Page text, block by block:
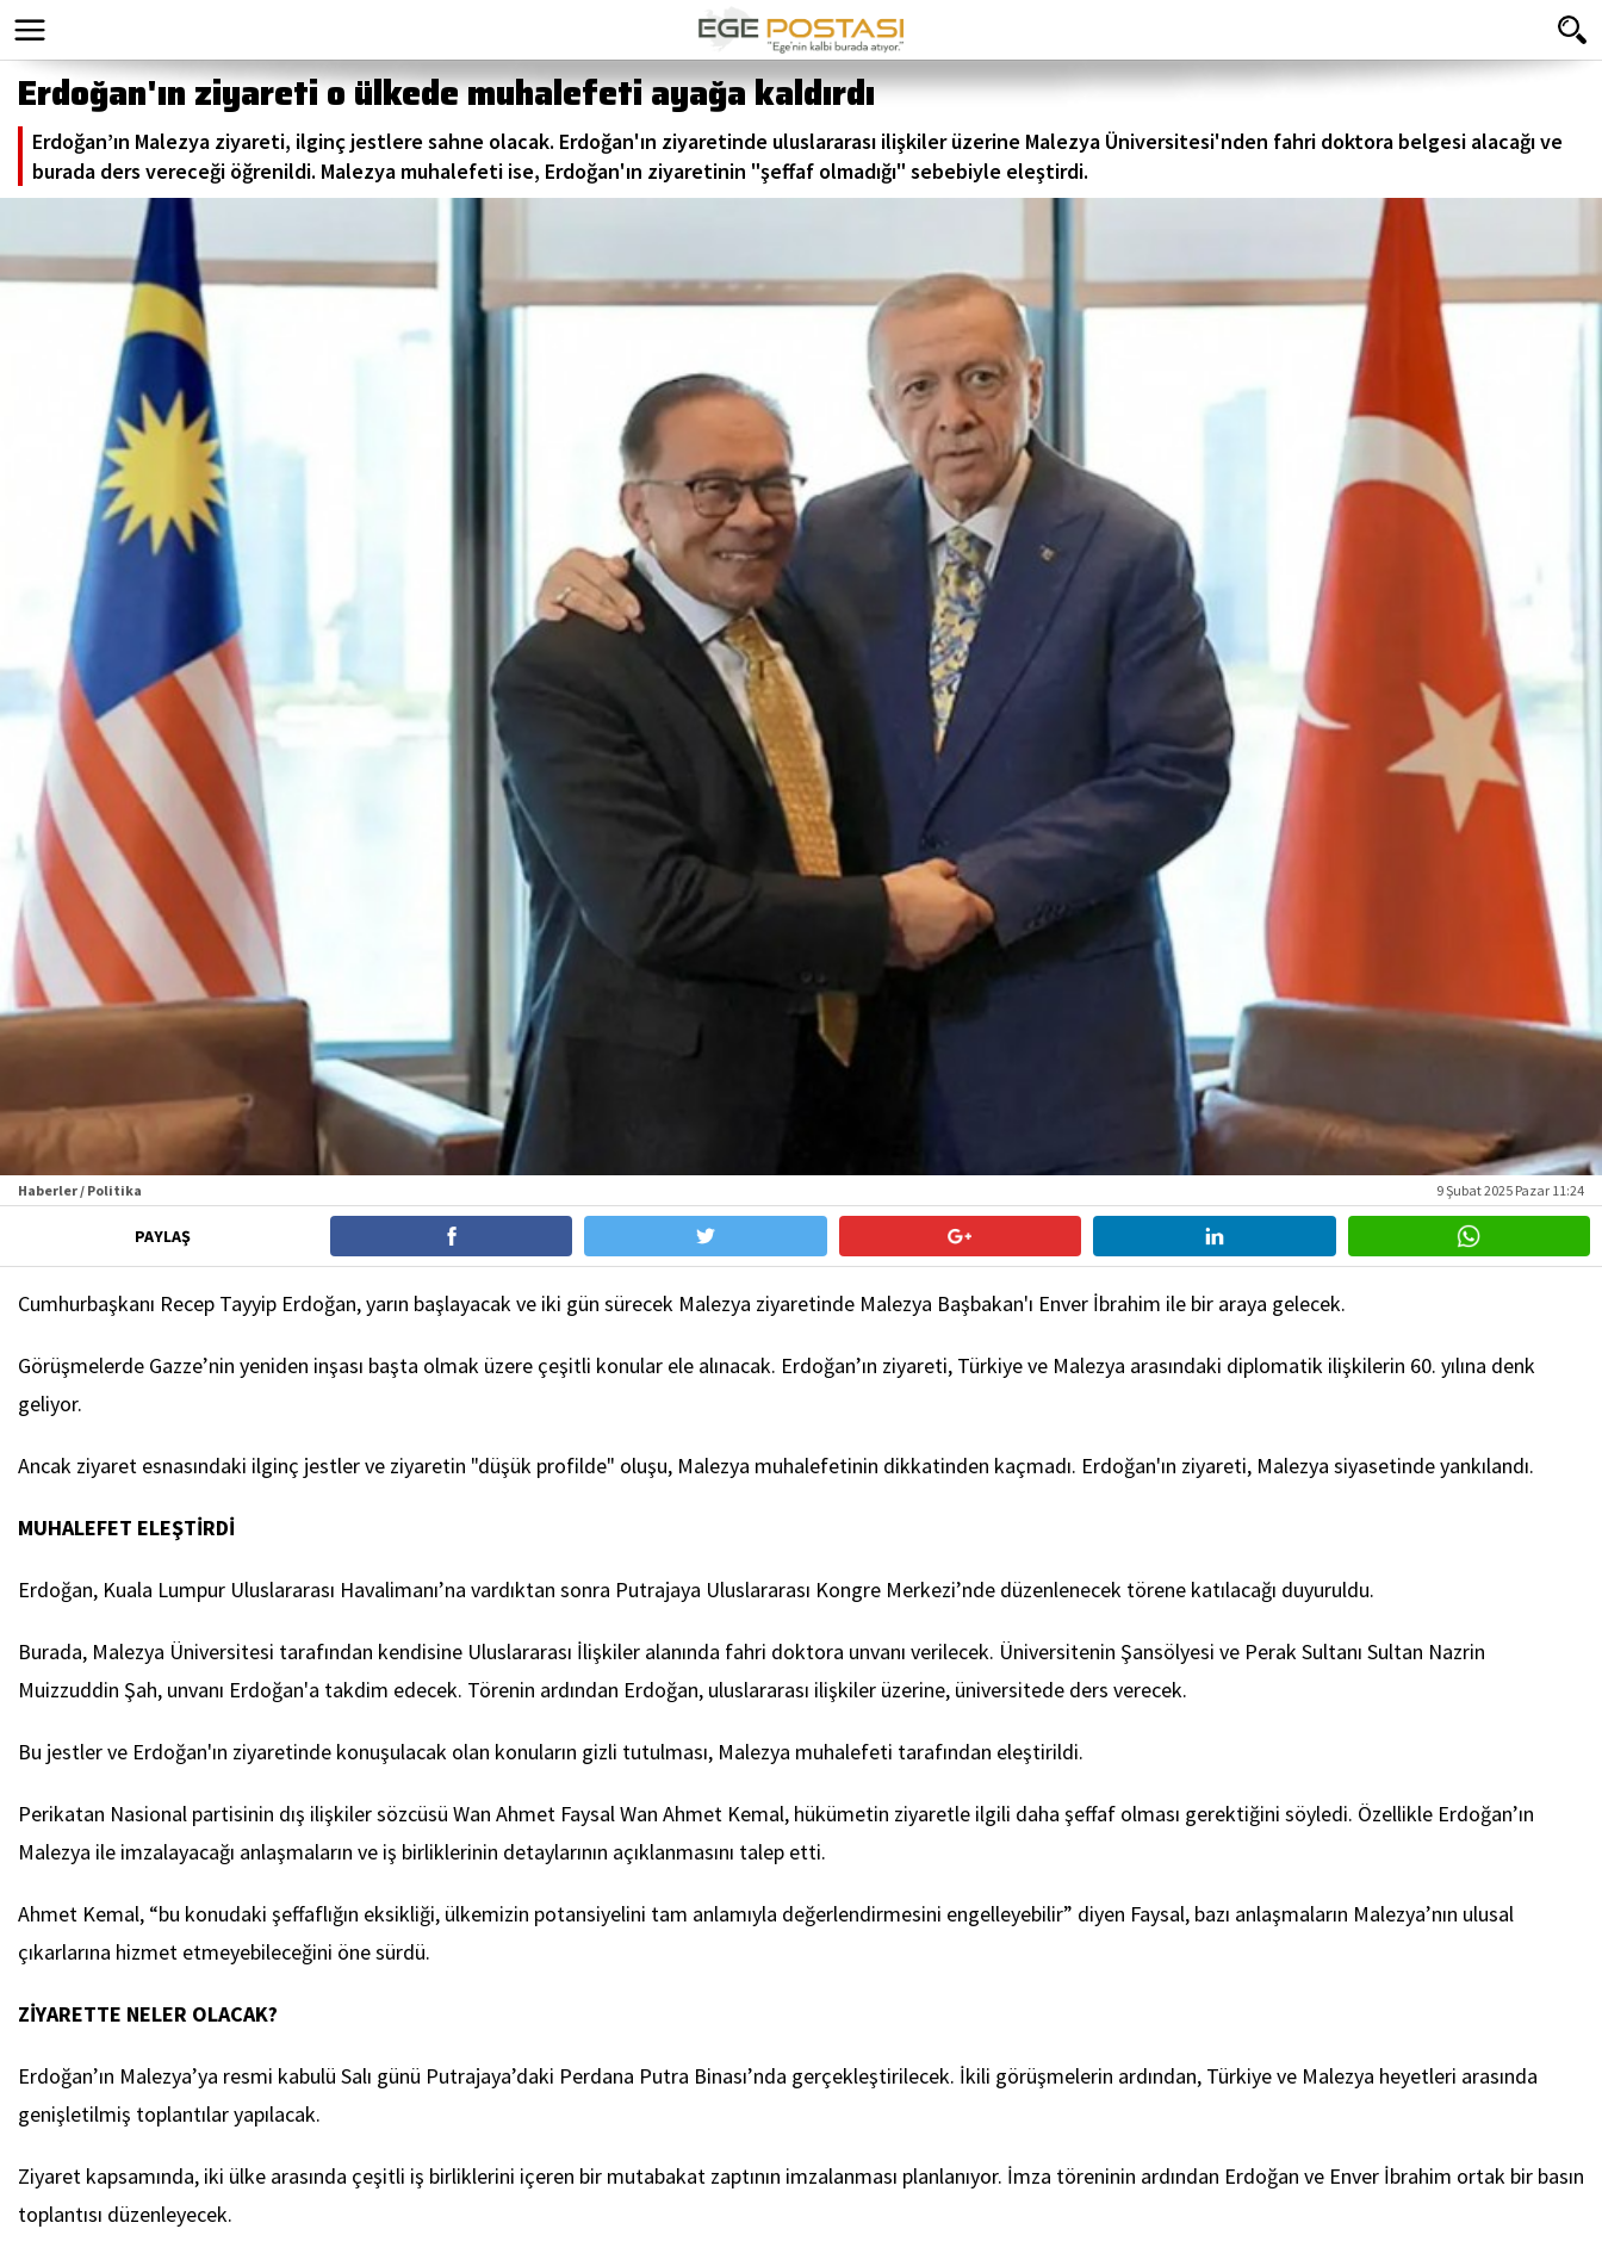
Erdoğan'ın ziyareti o ülkede muhalefeti ayağa kaldırdı
Erdoğan’ın Malezya ziyareti, ilginç jestlere sahne olacak. Erdoğan'ın ziyaretinde uluslararası ilişkiler üzerine Malezya Üniversitesi'nden fahri doktora belgesi alacağı ve
burada ders vereceği öğrenildi. Malezya muhalefeti ise, Erdoğan'ın ziyaretinin "şeffaf olmadığı" sebebiyle eleştirdi.
Haberler / Politika 9 Şubat 2025 Pazar 11:24
PAYLAŞ
Cumhurbaşkanı Recep Tayyip Erdoğan, yarın başlayacak ve iki gün sürecek Malezya ziyaretinde Malezya Başbakan'ı Enver İbrahim ile bir araya gelecek.
Görüşmelerde Gazze’nin yeniden inşası başta olmak üzere çeşitli konular ele alınacak. Erdoğan’ın ziyareti, Türkiye ve Malezya arasındaki diplomatik ilişkilerin 60. yılına denk
geliyor.
Ancak ziyaret esnasındaki ilginç jestler ve ziyaretin "düşük profilde" oluşu, Malezya muhalefetinin dikkatinden kaçmadı. Erdoğan'ın ziyareti, Malezya siyasetinde yankılandı.
MUHALEFET ELEŞTİRDİ
Erdoğan, Kuala Lumpur Uluslararası Havalimanı’na vardıktan sonra Putrajaya Uluslararası Kongre Merkezi’nde düzenlenecek törene katılacağı duyuruldu.
Burada, Malezya Üniversitesi tarafından kendisine Uluslararası İlişkiler alanında fahri doktora unvanı verilecek. Üniversitenin Şansölyesi ve Perak Sultanı Sultan Nazrin
Muizzuddin Şah, unvanı Erdoğan'a takdim edecek. Törenin ardından Erdoğan, uluslararası ilişkiler üzerine, üniversitede ders verecek.
Bu jestler ve Erdoğan'ın ziyaretinde konuşulacak olan konuların gizli tutulması, Malezya muhalefeti tarafından eleştirildi.
Perikatan Nasional partisinin dış ilişkiler sözcüsü Wan Ahmet Faysal Wan Ahmet Kemal, hükümetin ziyaretle ilgili daha şeffaf olması gerektiğini söyledi. Özellikle Erdoğan’ın
Malezya ile imzalayacağı anlaşmaların ve iş birliklerinin detaylarının açıklanmasını talep etti.
Ahmet Kemal, “bu konudaki şeffaflığın eksikliği, ülkemizin potansiyelini tam anlamıyla değerlendirmesini engelleyebilir” diyen Faysal, bazı anlaşmaların Malezya’nın ulusal
çıkarlarına hizmet etmeyebileceğini öne sürdü.
ZİYARETTE NELER OLACAK?
Erdoğan’ın Malezya’ya resmi kabulü Salı günü Putrajaya’daki Perdana Putra Binası’nda gerçekleştirilecek. İkili görüşmelerin ardından, Türkiye ve Malezya heyetleri arasında
genişletilmiş toplantılar yapılacak.
Ziyaret kapsamında, iki ülke arasında çeşitli iş birliklerini içeren bir mutabakat zaptının imzalanması planlanıyor. İmza töreninin ardından Erdoğan ve Enver İbrahim ortak bir basın
toplantısı düzenleyecek.